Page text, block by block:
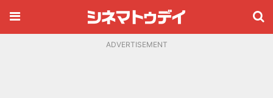
ADVERTISEMENT